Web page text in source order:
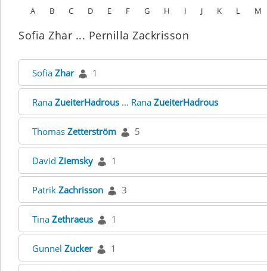
A B C D E F G H I J K L M
Sofia Zhar ... Pernilla Zackrisson
Sofia Zhar 1
Rana ZueiterHadrous ... Rana ZueiterHadrous
Thomas Zetterström 5
David Ziemsky 1
Patrik Zachrisson 3
Tina Zethraeus 1
Gunnel Zucker 1